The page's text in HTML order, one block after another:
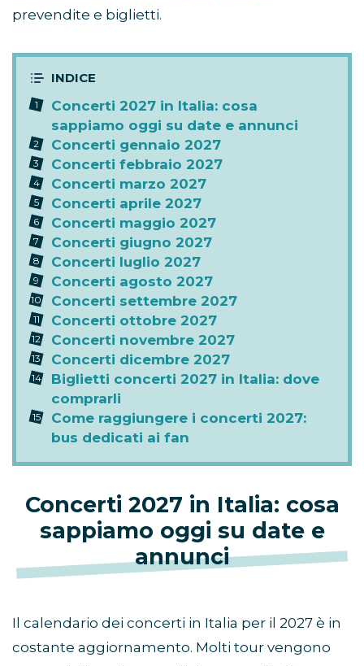
prevendite e biglietti.
Concerti 2027 in Italia: cosa
sappiamo oggi su date e annunci
Concerti gennaio 2027
Concerti febbraio 2027
Concerti marzo 2027
Concerti aprile 2027
Concerti maggio 2027
Concerti giugno 2027
Concerti luglio 2027
Concerti agosto 2027
Concerti settembre 2027
Concerti ottobre 2027
Concerti novembre 2027
Concerti dicembre 2027
Biglietti concerti 2027 in Italia: dove
comprarli
Come raggiungere i concerti 2027:
bus dedicati ai fan
Concerti 2027 in Italia: cosa
sappiamo oggi su date e
annunci
Il calendario dei concerti in Italia per il 2027 è in
costante aggiornamento. Molti tour vengono